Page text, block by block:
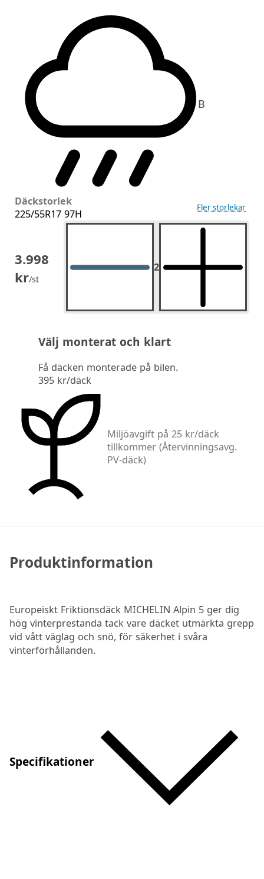
B
Däckstorlek
225/55R17 97H
Fler storlekar
3.998
kr/st
2 2st.
Välj monterat och klart
Få däcken monterade på bilen.
395 kr/däck
Miljöavgift på 25 kr/däck
tillkommer (Återvinningsavg.
PV-däck)
Produktinformation
Europeiskt Friktionsdäck MICHELIN Alpin 5 ger dig
hög vinterprestanda tack vare däcket utmärkta grepp
vid vått väglag och snö, för säkerhet i svåra
vinterförhållanden.
Specifikationer